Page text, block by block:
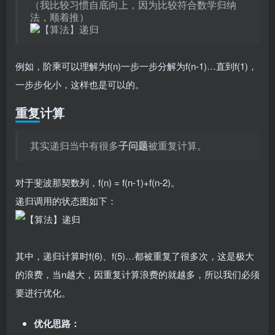
（我比较习惯自底向上，因为比较符合数学归纳
法，顺着推）
例如，阶乘可以理解为f(n)一步一步分解为f(n-1)…直到f(1)，
一步步化小，这样也是可以的。
重复计算
其实递归当中有很多子问题被重复计算。
对于斐波那契数列，f(n) = f(n-1)+f(n-2)。
递归调用的状态图如下：
其中，递归计算时f(6)、f(5)…都被重复了很多次，这是极大
的浪费，当n越大，因重复计算浪费的就越多，所以我们必须
要进行优化。
优化思路：